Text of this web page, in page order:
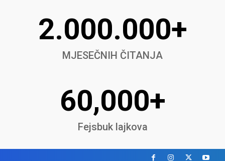
2.000.000+
MJESEČNIH ČITANJA
60,000+
Fejsbuk lajkova